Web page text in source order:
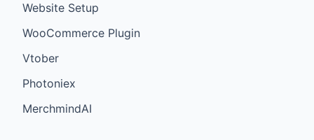
Website Setup
WooCommerce Plugin
Vtober
Photoniex
MerchmindAI